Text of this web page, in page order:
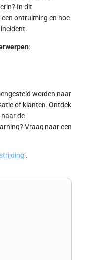
In dit
ontruiming en hoe
:
worden naar
of klanten. Ontdek
de
Vraag naar een
‘.